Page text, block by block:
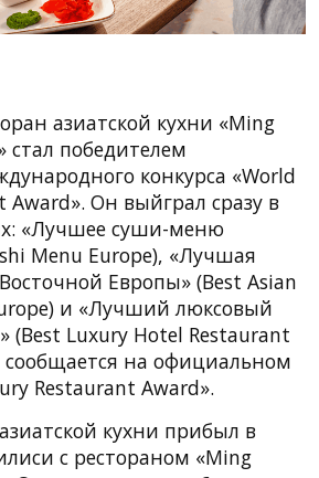
азиатской кухни «Ming
стал победителем
конкурса «World
Award». Он выйграл сразу в
«Лучшее суши-меню
Menu Europe), «Лучшая
Европы» (Best Asian
и «Лучший люксовый
(Best Luxury Hotel Restaurant
сообщается на официальном
Restaurant Award».
кухни прибыл в
с рестораном «Ming